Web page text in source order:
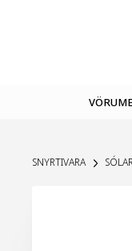
SNYRTIVARA